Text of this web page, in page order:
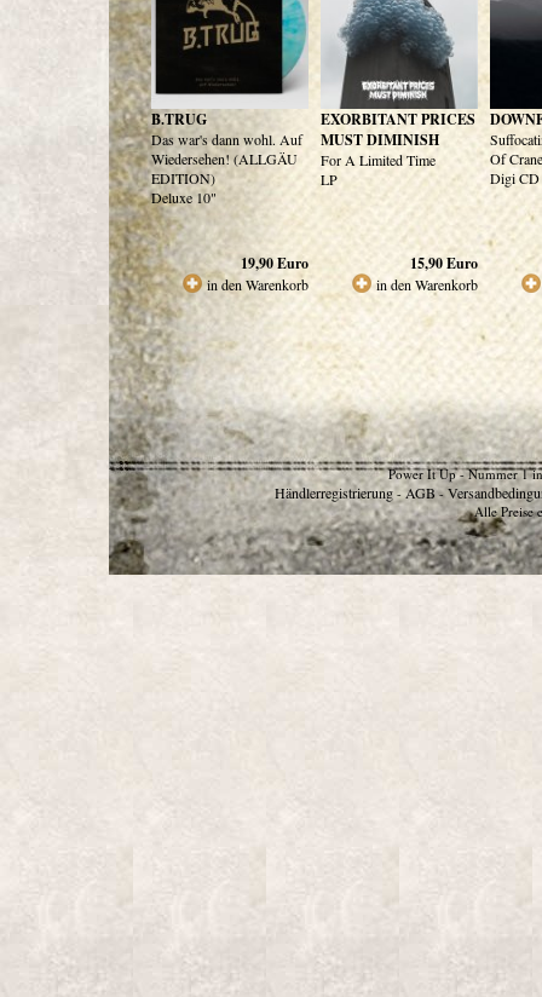
B.TRUG
Das war's dann wohl. Auf
Wiedersehen! (ALLGÄU
EDITION)
Deluxe 10"
19,90Euro
in den Warenkorb
EXORBITANT PRICES
MUST DIMINISH
For A Limited Time
LP
15,90Euro
in den Warenkorb
Of
Digi CD
Power It Up - Nummer 1
Händlerregistrierung - AGB -
Alle Preise